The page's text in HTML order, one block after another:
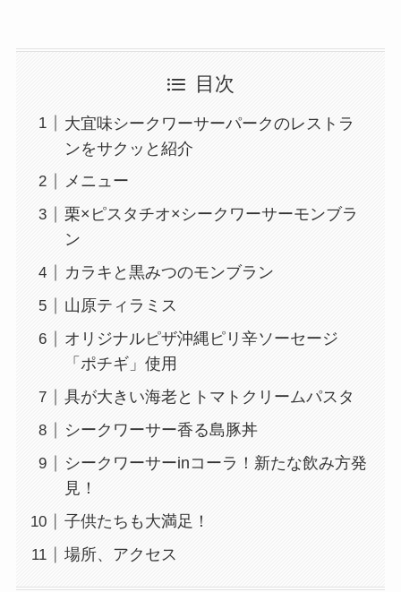
目次
大宜味シークワーサーパークのレストラ
ンをサクッと紹介
メニュー
栗×ピスタチオ×シークワーサーモンブラ
ン
カラキと黒みつのモンブラン
山原ティラミス
オリジナルピザ沖縄ピリ辛ソーセージ
「ポチギ」使用
具が大きい海老とトマトクリームパスタ
シークワーサー香る島豚丼
シークワーサーinコーラ！新たな飲み方発
見！
子供たちも大満足！
場所、アクセス